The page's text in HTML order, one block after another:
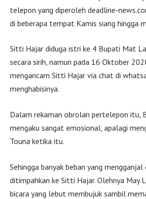
telepon yang diperoleh deadline-
di beberapa tempat Kamis siang hingga
Sitti Hajar diduga istri ke 4 Bupati Mat
secara sirih, namun pada 16 Oktober
mengancam Sitti Hajar via chat di
menghabisinya.
Dalam rekaman obrolan pertelepon itu,
mengaku sangat emosional, apalagi
Touna ketika itu.
Sehingga banyak beban yang
ditimpahkan ke Sitti Hajar. Olehnya May
bicara yang lebut membujuk sambil